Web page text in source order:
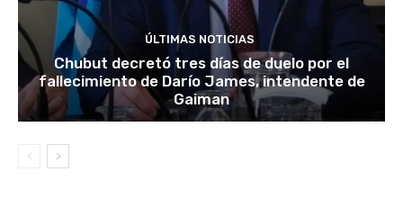
ÚLTIMAS NOTICIAS
Chubut decretó tres días de duelo por el
fallecimiento de Darío James, intendente de
Gaiman